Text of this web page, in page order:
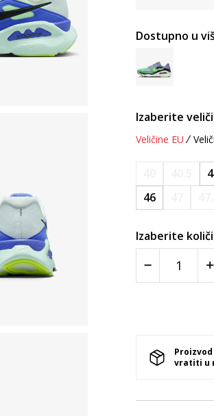
Dostupno u
Izaberite
Veličine EU
46
Izaberite
vratiti u